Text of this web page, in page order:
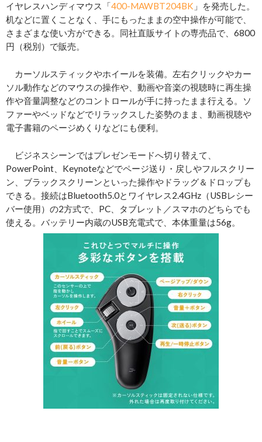
イヤレスハンディマウス「400-MAWBT204BK 」を発売した。
机などに置くことなく、手にもったままの空中操作が可能で、
さまざまな使い方ができる。同社直販サイトの専売品で、6800
円（税別）で販売。
カーソルスティックやホイールを装備。左右クリックやカー
ソル動作などのマウスの操作や、動画や音楽の視聴時に再生操
作や音量調整などのコントロールが手に持ったまま行える。ソ
ファーやベッドなどでリラックスした姿勢のまま、動画視聴や
電子書籍のページめくりなどにも便利。
ビジネスシーンではプレゼンモードへ切り替えて、
PowerPoint、Keynoteなどでページ送り・戻しやフルスクリー
ン、ブラックスクリーンといった操作やドラッグ＆ドロップも
できる。接続はBluetooth5.0とワイヤレス2.4GHz（USBレシー
バー使用）の2方式で、PC、タブレット／スマホのどちらでも
使える。バッテリー内蔵のUSB充電式で、本体重量は56g。